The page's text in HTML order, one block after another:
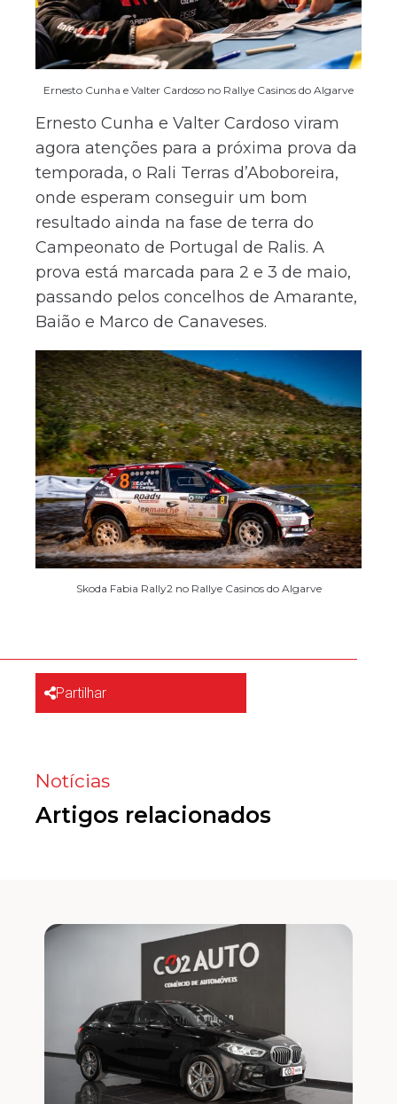
Ernesto Cunha e Valter Cardoso no Rallye Casinos do Algarve
Ernesto Cunha e Valter Cardoso viram
agora atenções para a próxima prova da
temporada, o Rali Terras d’Aboboreira,
onde esperam conseguir um bom
resultado ainda na fase de terra do
Campeonato de Portugal de Ralis. A
prova está marcada para 2 e 3 de maio,
passando pelos concelhos de Amarante,
Baião e Marco de Canaveses.
Skoda Fabia Rally2 no Rallye Casinos do Algarve
Partilhar
Notícias
Artigos relacionados